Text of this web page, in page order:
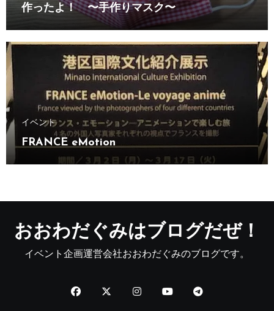
作ったよ！ 〜手作りマスク〜
イベント
FRANCE eMotion
おおわだぐみはブログだぜ！
イベント企画運営会社おおわだぐみのブログです。